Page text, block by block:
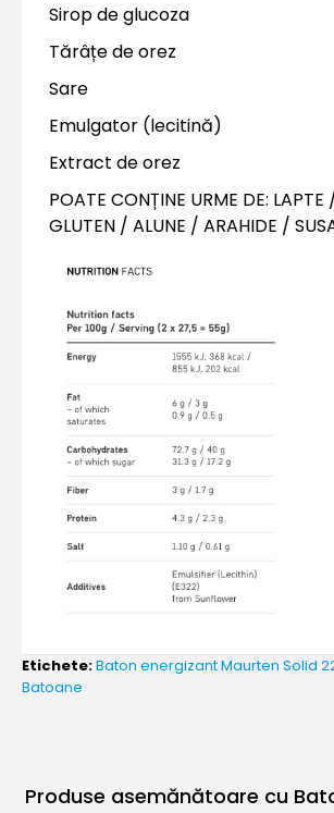
Sirop de glucoza
Tărâțe de orez
Sare
Emulgator (lecitină)
Extract de orez
POATE CONȚINE URME DE:
GLUTEN / ALUNE / ARAHIDE /
Etichete:Baton energizant Maurten Solid
Batoane
Produse asemănătoare cu